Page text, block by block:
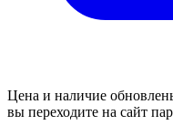
Цена и наличие
вы переходите на сайт